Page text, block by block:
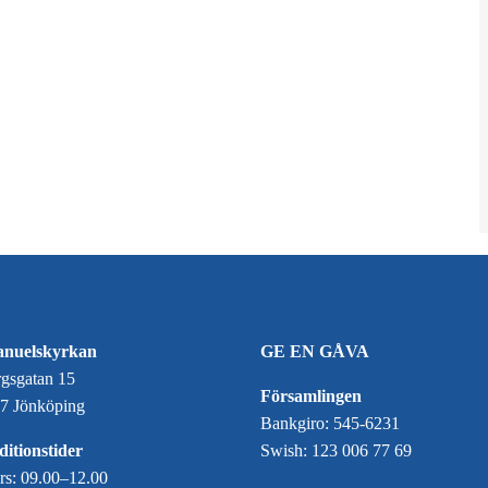
15
Jönköping
09.00–12.00
GE EN GÅVA
Församlingen
Bankgiro: 545-6231
Swish: 123 006 77 69